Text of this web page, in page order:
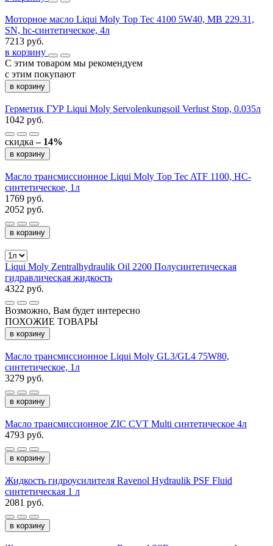
Моторное масло Liqui Moly Top Tec 4100 5W40, MB 229.31,
SN, hc-синтетическое, 4л
7213 руб.
в корзину
С этим товаром мы рекомендуем
с этим покупают
в корзину
Герметик ГУР Liqui Moly Servolenkungsoil Verlust Stop, 0.035л
1042 руб.
скидка– 14%
в корзину
Масло трансмиссионное Liqui Moly Top Tec ATF 1100, НС-
синтетическое, 1л
1769 руб.
2052 руб.
в корзину
Liqui Moly Zentralhydraulik Oil 2200 Полусинтетическая
гидравлическая жидкость
4322 руб.
Возможно, Вам будет интересно
ПОХОЖИЕ ТОВАРЫ
в корзину
Масло трансмиссионное Liqui Moly GL3/GL4 75W80,
синтетическое, 1л
3279 руб.
в корзину
Масло трансмиссионное ZIC CVT Multi синтетическое 4л
4793 руб.
в корзину
Жидкость гидроусилителя Ravenol Hydraulik PSF Fluid
синтетическая 1 л
2081 руб.
в корзину